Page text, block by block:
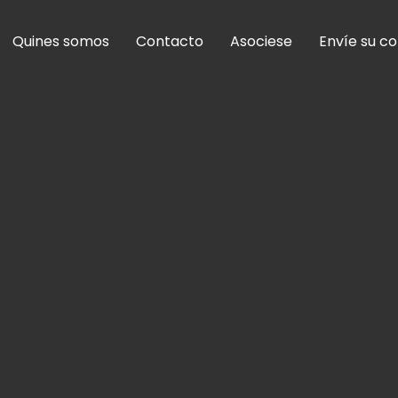
Quines somos Contacto Asociese Envíe su